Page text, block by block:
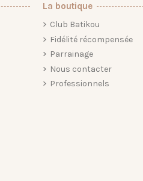
La boutique
Club Batikou
Fidélité récompensée
Parrainage
Nous contacter
Professionnels